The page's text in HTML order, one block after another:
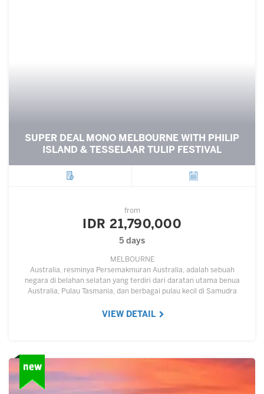
SUPER DEAL MONO MELBOURNE WITH PHILIP
ISLAND & TESSELAAR TULIP FESTIVAL
from
IDR 21,790,000
5 days
MELBOURNE
Australia, resminya Persemakmuran Australia, adalah sebuah
negara di belahan selatan yang terdiri dari daratan utama benua
Australia, Pulau Tasmania, dan berbagai pulau kecil di Samudra
VIEW DETAIL